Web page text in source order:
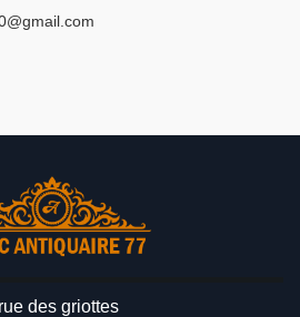
des griottes